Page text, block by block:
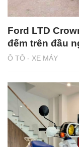
Ô TÔ - XE MÁY
Ford LTD
đếm trên đầu